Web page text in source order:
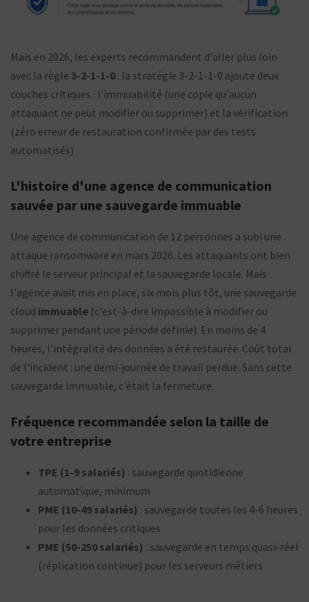
Mais en 2026, les experts recommandent d'aller plus loin
avec la règle 3-2-1-1-0 : la stratégie 3-2-1-1-0 ajoute deux
couches critiques : l'immuabilité (une copie qu'aucun
attaquant ne peut modifier ou supprimer) et la vérification
(zéro erreur de restauration confirmée par des tests
automatisés).
L'histoire d'une agence de communication
sauvée par une sauvegarde immuable
Une agence de communication de 12 personnes a subi une
attaque ransomware en mars 2026. Les attaquants ont bien
chiffré le serveur principal et la sauvegarde locale. Mais
l'agence avait mis en place, six mois plus tôt, une sauvegarde
cloud immuable (c'est-à-dire impossible à modifier ou
supprimer pendant une période définie). En moins de 4
heures, l'intégralité des données a été restaurée. Coût total
de l'incident : une demi-journée de travail perdue. Sans cette
sauvegarde immuable, c'était la fermeture.
Fréquence recommandée selon la taille de
votre entreprise
TPE (1-9 salariés) : sauvegarde quotidienne
automatique, minimum
PME (10-49 salariés) : sauvegarde toutes les 4-6 heures
pour les données critiques
PME (50-250 salariés) : sauvegarde en temps quasi-réel
(réplication continue) pour les serveurs métiers